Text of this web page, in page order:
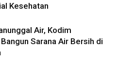
Kesehatan
Air, Kodim
Sarana Air Bersih di